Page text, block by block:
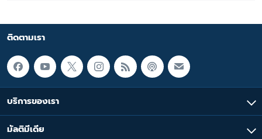
ติดตามเรา
บริการของเรา
มัลติมีเดีย